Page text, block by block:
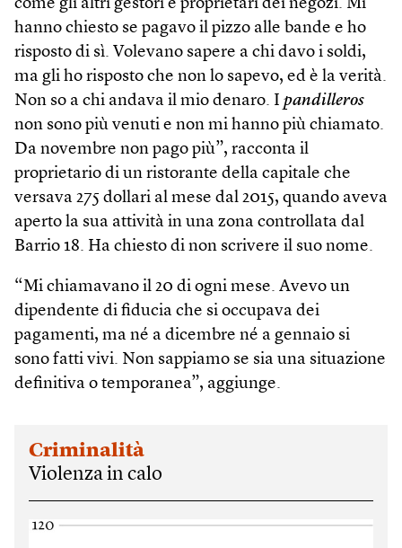
come gli altri gestori e proprietari dei negozi. Mi
hanno chiesto se pagavo il pizzo alle bande e ho
risposto di sì. Volevano sapere a chi davo i soldi,
ma gli ho risposto che non lo sapevo, ed è la verità.
Non so a chi andava il mio denaro. I pandilleros
non sono più venuti e non mi hanno più chiamato.
Da novembre non pago più”, racconta il
proprietario di un ristorante della capitale che
versava 275 dollari al mese dal 2015, quando aveva
aperto la sua attività in una zona controllata dal
Barrio 18. Ha chiesto di non scrivere il suo nome.
“Mi chiamavano il 20 di ogni mese. Avevo un
dipendente di fiducia che si occupava dei
pagamenti, ma né a dicembre né a gennaio si
sono fatti vivi. Non sappiamo se sia una situazione
definitiva o temporanea”, aggiunge.
Criminalità
Violenza in calo